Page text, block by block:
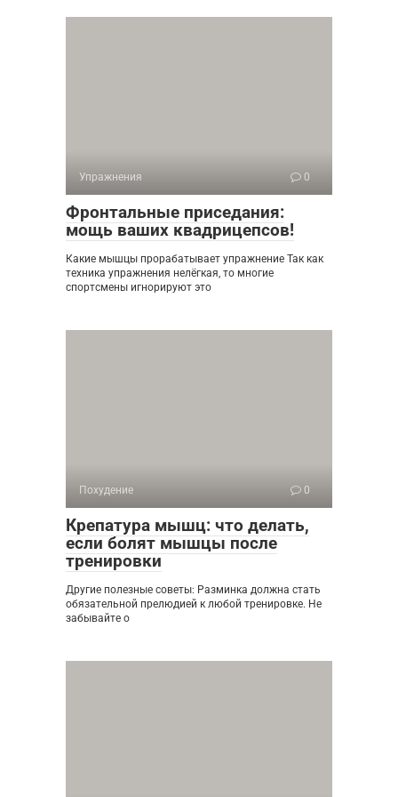
Упражнения 0
Фронтальные приседания:
мощь ваших квадрицепсов!
Какие мышцы прорабатывает упражнение Так как
техника упражнения нелёгкая, то многие
спортсмены игнорируют это
Похудение 0
Крепатура мышц: что делать,
если болят мышцы после
тренировки
Другие полезные советы: Разминка должна стать
обязательной прелюдией к любой тренировке. Не
забывайте о